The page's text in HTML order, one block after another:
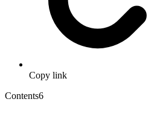
Copy link
Contents6